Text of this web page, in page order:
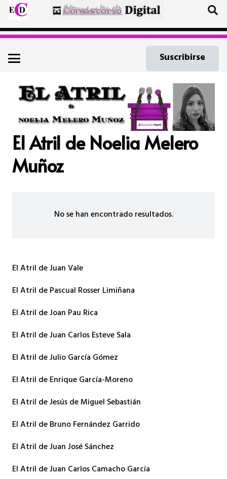
Suscribirse
El Atril de Noelia Melero
Muñoz
No se han encontrado resultados.
El Atril de Juan Vale
El Atril de Pascual Rosser Limiñana
El Atril de Joan Pau Rica
El Atril de Juan Carlos Esteve Sala
El Atril de Julio García Gómez
El Atril de Enrique García-Moreno
El Atril de Jesús de Miguel Sebastián
El Atril de Bruno Fernández Garrido
El Atril de Juan José Sánchez
El Atril de Juan Carlos Camacho García